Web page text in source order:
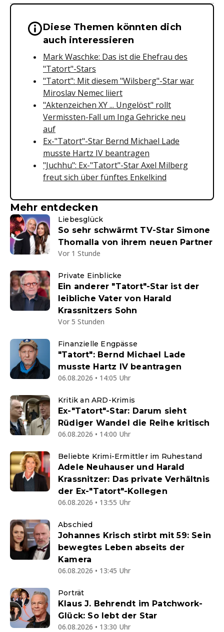
Wichtige Hinweise &
Diese Themen könnten dich
auch interessieren
Mark Waschke: Das ist die Ehefrau des
"Tatort"-Stars
"Tatort": Mit diesem "Wilsberg"-Star war
Miroslav Nemec liiert
"Aktenzeichen XY ... Ungelöst" rollt
Vermissten-Fall um Inga Gehricke neu
auf
Ex-"Tatort"-Star Bernd Michael Lade
musste Hartz IV beantragen
"Juchhu": Ex-"Tatort"-Star Axel Milberg
freut sich über fünftes Enkelkind
Mehr entdecken
Liebesglück
So sehr schwärmt TV-Star Simone
Thomalla von ihrem neuen Partner
Vor 1 Stunde
Private Einblicke
Ein anderer "Tatort"-Star ist der
leibliche Vater von Harald
Krassnitzers Sohn
Vor 5 Stunden
Finanzielle Engpässe
"Tatort": Bernd Michael Lade
musste Hartz IV beantragen
06.08.2026 • 14:05 Uhr
Kritik an ARD-Krimis
Ex-"Tatort"-Star: Darum sieht
Rüdiger Wandel die Reihe kritisch
06.08.2026 • 14:00 Uhr
Beliebte Krimi-Ermittler im Ruhestand
Adele Neuhauser und Harald
Krassnitzer: Das private Verhältnis
der Ex-"Tatort"-Kollegen
06.08.2026 • 13:55 Uhr
Abschied
Johannes Krisch stirbt mit 59: Sein
bewegtes Leben abseits der
Kamera
06.08.2026 • 13:45 Uhr
Porträt
Klaus J. Behrendt im Patchwork-
Glück: So lebt der Star
06.08.2026 • 13:30 Uhr